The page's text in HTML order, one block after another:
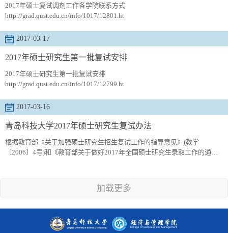
2017年硕士复试调剂工作各学院联系方式
http://grad.qust.edu.cn/info/1017/12801.ht
2017-03-17
2017年硕士研究生第一批复试安排
2017年硕士研究生第一批复试​安排
http://grad.qust.edu.cn/info/1017/12799.ht
2017-03-16
青岛科技大学2017年硕士研究生复试办法
根据教育部《关于加强硕士研究生招生复试工作的指导意见》(教学
〔2006〕4号)和《教育部关于做好2017年全国硕士研究生录取工作的通
作的组织、管理和协调，审批复试录取办法和录取名单。下设校研究生招
生工作监督小组和研究生招生工作领导小组办公室。学校研究生招生工作
加载更多